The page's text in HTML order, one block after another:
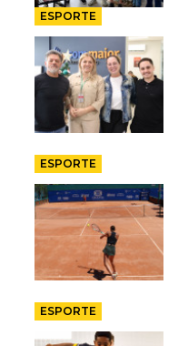
ESPORTE
ESPORTE
ESPORTE